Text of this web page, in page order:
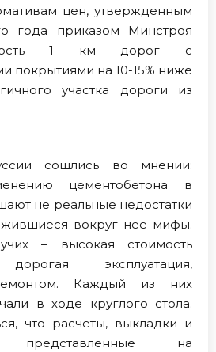
цен, утвержденным
года приказом Минстроя
1 км дорог с
покрытиями на 10-15% ниже
участка дороги из
сошлись во мнении:
цементобетона в
не реальные недостатки
вокруг нее мифы.
– высокая стоимость
дорогая эксплуатация,
Каждый из них
в ходе круглого стола.
что расчеты, выкладки и
представленные на